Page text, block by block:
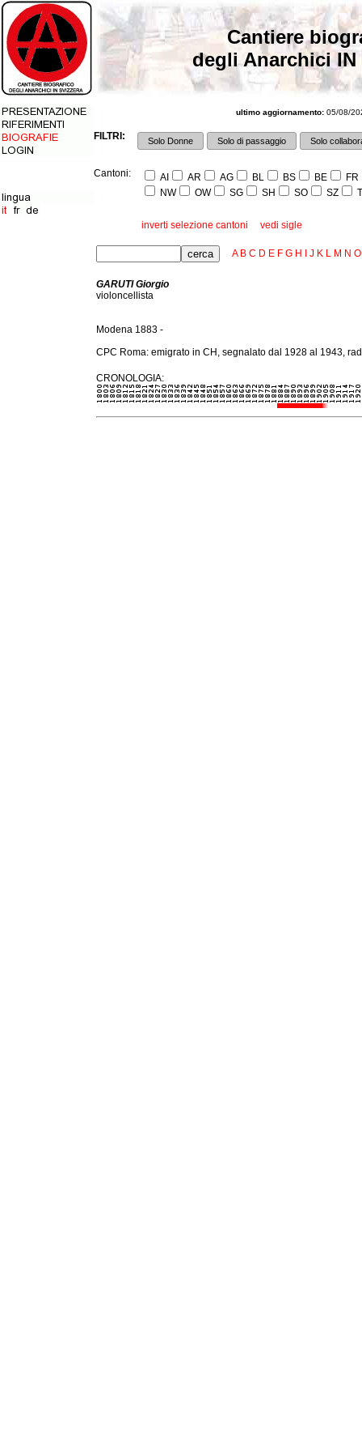
Cantiere
degli Anarchici IN
ultimo aggiornamento: 05/08/
FILTRI: Solo Donne Solo di passaggio Solo
Cantoni: AI AR AG BL BS BE
FR
NW
OW SG SH SO SZ
inverti selezione cantoni vedi sigle
A B C D E F G H J K L M N O
GARUTI Giorgio
violoncellista
Modena 1883 -
CPC Roma: emigrato in CH, segnalato dal 1928 al 1943,
CRONOLOGIA: